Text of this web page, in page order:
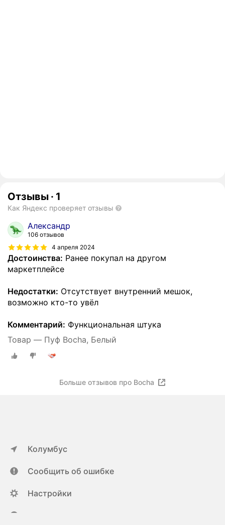
Отзывы · 1
Как Яндекс проверяет отзывы
Александр
106 отзывов
4 апреля 2024
Достоинства: Ранее покупал на другом
маркетплейсе
Недостатки: Отсутствует внутренний мешок,
возможно кто-то увёл
Комментарий: Функциональная штука
Товар — Пуф Bocha, Белый
Больше отзывов про Bocha
Колумбус
Сообщить об ошибке
Настройки